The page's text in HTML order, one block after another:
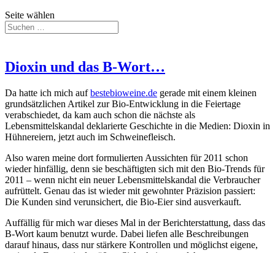
Seite wählen
Dioxin und das B-Wort…
Da hatte ich mich aufbestebioweine.de gerade mit einem kleinen
grundsätzlichen Artikel zur Bio-Entwicklung in die Feiertage
verabschiedet, da kam auch schon die nächste als
Lebensmittelskandal deklarierte Geschichte in die Medien: Dioxin in
Hühnereiern, jetzt auch im Schweinefleisch.
Also waren meine dort formulierten Aussichten für 2011 schon
wieder hinfällig, denn sie beschäftigten sich mit den Bio-Trends für
2011 – wenn nicht ein neuer Lebensmittelskandal die Verbraucher
aufrüttelt. Genau das ist wieder mit gewohnter Präzision passiert:
Die Kunden sind verunsichert, die Bio-Eier sind ausverkauft.
Auffällig für mich war dieses Mal in der Berichterstattung, dass das
B-Wort kaum benutzt wurde. Dabei liefen alle Beschreibungen
darauf hinaus, dass nur stärkere Kontrollen und möglichst eigene,